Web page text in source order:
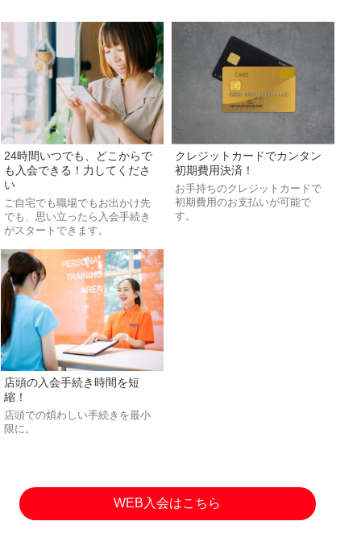
24時間いつでも、どこからで
も入会できる！力してくださ
い
ご自宅でも職場でもお出かけ先
でも、思い立ったら入会手続き
がスタートできます。
クレジットカードでカンタン
初期費用決済！
お手持ちのクレジットカードで
初期費用のお支払いが可能で
す。
店頭の入会手続き時間を短
縮！
店頭での煩わしい手続きを最小
限に。
WEB入会はこちら